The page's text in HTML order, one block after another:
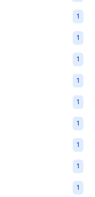
1
1
1
1
1
1
1
1
1